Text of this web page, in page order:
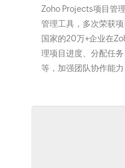
Zoho Projects项目管
管理工具，多次荣获
国家的20万+企业在
理项目进度、分配任
等，加强团队协作能力